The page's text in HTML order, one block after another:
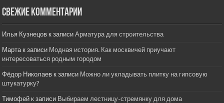
Свежие комментарии
Илья Кузнецов к записиАрматура для строительства
Марта к записи Модная история. Как москвичей приучают
интересоваться родным городом
Фёдор Николаев к записи Можно ли укладывать плитку на гипсовую
штукатурку?
Тимофей к записи Выбираем лестницу-стремянку для дома